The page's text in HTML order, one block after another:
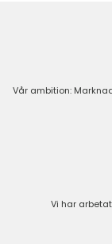
Vår ambition:
Vi har